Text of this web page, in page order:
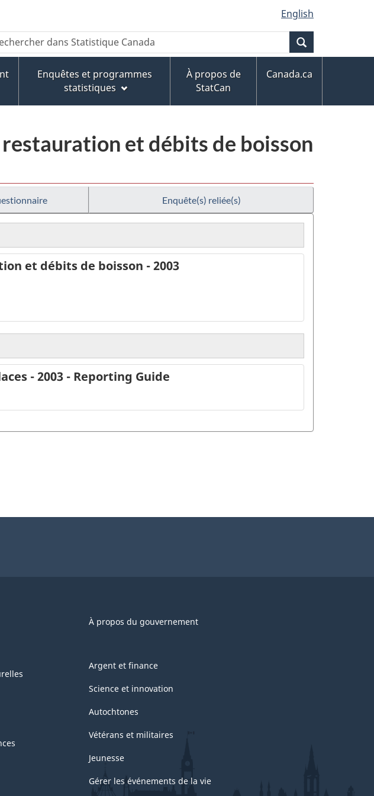
English
Enquêtes et programmes
statistiques
À propos de
StatCan
Canada.ca
et débits de boisson
Enquête(s) reliée(s)
et débits de boisson - 2003
- 2003 - Reporting Guide
À propos du gouvernement
Argent et finance
Science et innovation
Autochtones
Vétérans et militaires
Jeunesse
Gérer les événements de la vie